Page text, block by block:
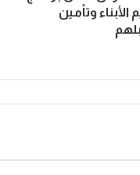
وتأمين